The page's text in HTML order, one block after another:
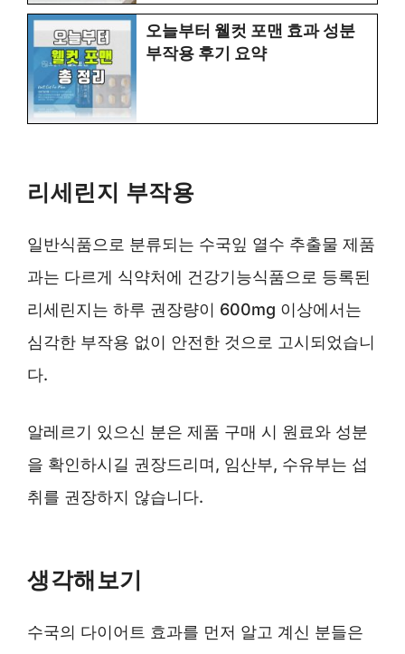
오늘부터 웰컷 포맨 효과 성분
부작용 후기 요약
리세린지 부작용
일반식품으로 분류되는 수국잎 열수 추출물 제품
과는 다르게 식약처에 건강기능식품으로 등록된
리세린지는 하루 권장량이 600mg 이상에서는
심각한 부작용 없이 안전한 것으로 고시되었습니
다.
알레르기 있으신 분은 제품 구매 시 원료와 성분
을 확인하시길 권장드리며, 임산부, 수유부는 섭
취를 권장하지 않습니다.
생각해보기
수국의 다이어트 효과를 먼저 알고 계신 분들은